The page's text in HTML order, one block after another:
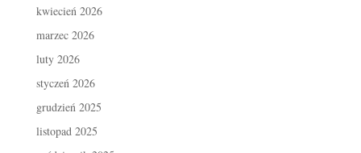
kwiecień 2026
marzec 2026
luty 2026
styczeń 2026
grudzień 2025
listopad 2025